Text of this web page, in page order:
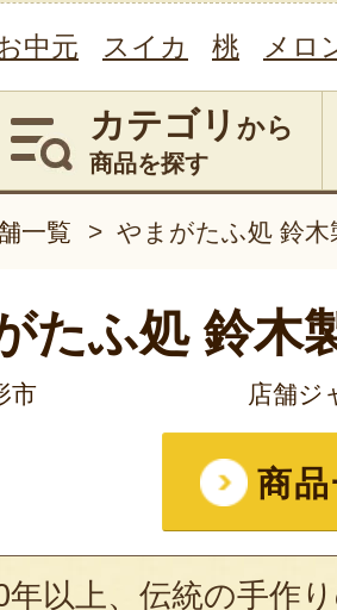
中元 スイカ 桃 メロ
カテゴリ から
商品を探す
一覧 > やまがたふ処 鈴木
たふ処 鈴木
市 店舗ジ
商
年以上、伝統の手作